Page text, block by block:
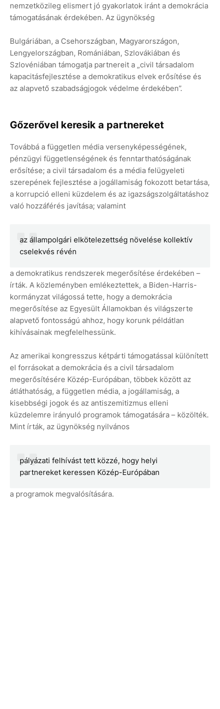
nemzetközileg elismert jó gyakorlatok iránt a demokrácia
támogatásának érdekében. Az ügynökség
Bulgáriában, a Csehországban, Magyarországon,
Lengyelországban, Romániában, Szlovákiában és
Szlovéniában támogatja partnereit a „civil társadalom
kapacitásfejlesztése a demokratikus elvek erősítése és
az alapvető szabadságjogok védelme érdekében”.
Gőzerővel keresik a partnereket
Továbbá a független média versenyképességének,
pénzügyi függetlenségének és fenntarthatóságának
erősítése; a civil társadalom és a média felügyeleti
szerepének fejlesztése a jogállamiság fokozott betartása,
a korrupció elleni küzdelem és az igazságszolgáltatáshoz
való hozzáférés javítása; valamint
az állampolgári elkötelezettség növelése kollektív
cselekvés révén
a demokratikus rendszerek megerősítése érdekében –
írták. A közleményben emlékeztettek, a Biden-Harris-
kormányzat világossá tette, hogy a demokrácia
megerősítése az Egyesült Államokban és világszerte
alapvető fontosságú ahhoz, hogy korunk példátlan
kihívásainak megfelelhessünk.
Az amerikai kongresszus kétpárti támogatással különített
el forrásokat a demokrácia és a civil társadalom
megerősítésére Közép-Európában, többek között az
átláthatóság, a független média, a jogállamiság, a
kisebbségi jogok és az antiszemitizmus elleni
küzdelemre irányuló programok támogatására – közölték.
Mint írták, az ügynökség nyilvános
pályázati felhívást tett közzé, hogy helyi
partnereket keressen Közép-Európában
a programok megvalósítására.